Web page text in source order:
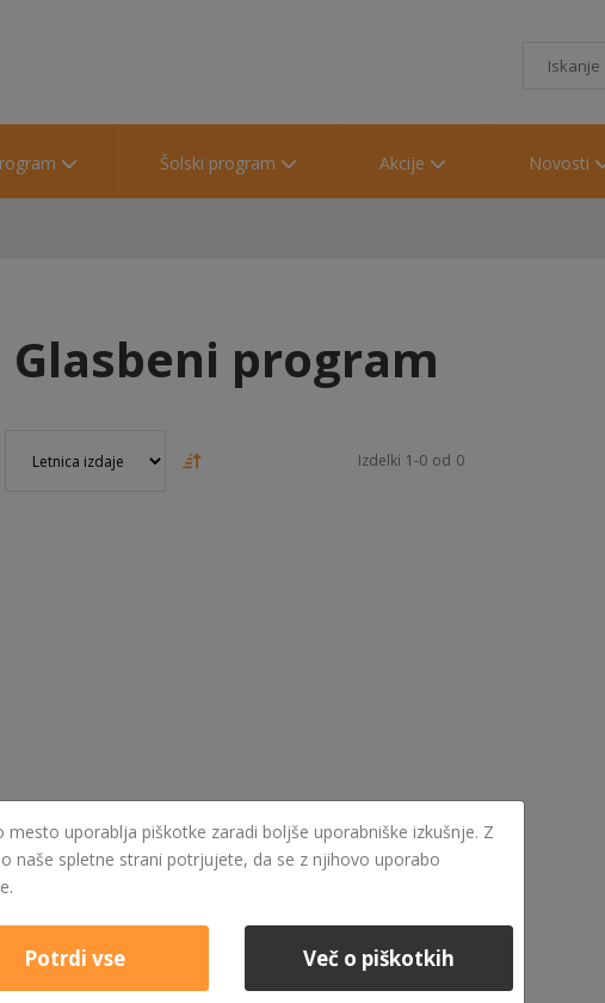
Šolski program Akcije Novosti
Glasbeni program
Izdelki 1-0 od 0
mesto uporablja piškotke zaradi boljše uporabniške izkušnje. Z
naše spletne strani potrjujete, da se z njihovo uporabo
Potrdi vse Več o piškotkih